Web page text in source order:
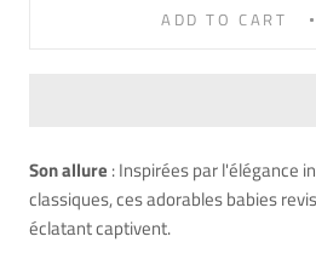
ADD TO CART
Son allure : Inspirées par l'élégance
classiques, ces adorables babies
éclatant captivent.